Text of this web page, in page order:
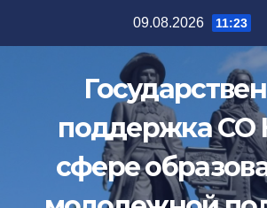
09.08.2026 11:23
поддержка СО
сфере